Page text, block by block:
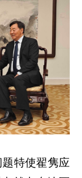
特使翟隽应